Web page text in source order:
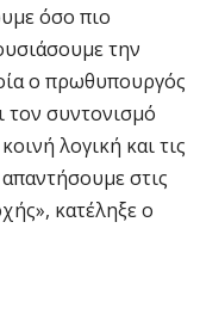
όσο πιο
την
ο πρωθυπουργός
τον συντονισμό
λογική και τις
στις
κατέληξε ο